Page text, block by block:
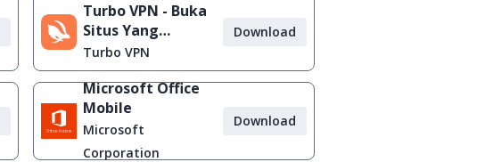
Turbo VPN - Buka
Situs Yang
Diblokir
Turbo VPN
Download
Microsoft Office
Mobile
Microsoft
Corporation
Download